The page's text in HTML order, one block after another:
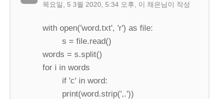
목요일, 5 3월 2020, 5:34 오후 이 채은님이 작성
with open('word.txt', 'r') as file:
s = file.read()
words = s.split()
for i in words
if 'c' in word:
print(word.strip(',.'))